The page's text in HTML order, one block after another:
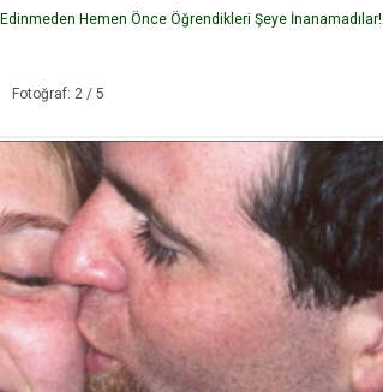
Hemen Önce Öğrendikleri Şeye İnanamadılar!
Fotoğraf: 2 / 5